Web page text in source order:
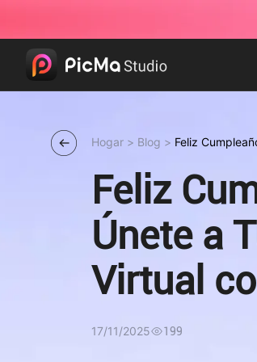
Hogar > Blog > Feliz
Feliz
Únete a
Virtual
17/11/2025 199